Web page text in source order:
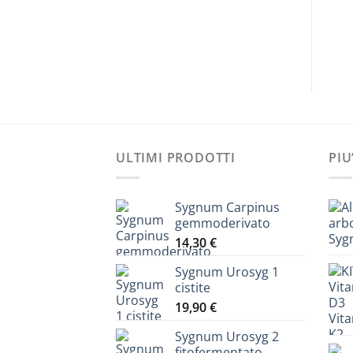
ULTIMI PRODOTTI
Sygnum Carpinus
gemmoderivato
14,30€
Sygnum Urosyg 1
cistite
19,90€
Sygnum Urosyg 2